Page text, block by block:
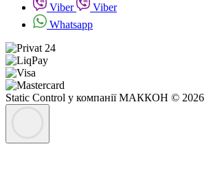
Viber
Viber
Whatsapp
Static Control у компанії МАККОН © 2026